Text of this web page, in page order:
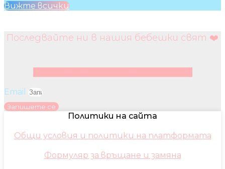
Вижте всички
Последвайте ни в нашия бебешки свят ❤️
Email
Запишете се
Политики на сайта
Общи условия и политики на платформата
Формуляр за връщане и замяна